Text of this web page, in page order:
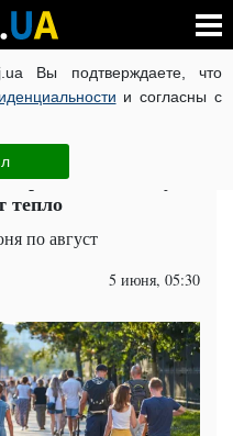
Вы подтверждаете, что
и согласны с
КОРОНАВИРУС В
ЧИТАТИ УКРАЇНСЬКОЮ
на смену
тепло
по август
5 июня, 05:30